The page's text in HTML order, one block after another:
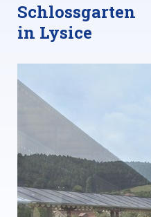
Schlossgarten
in Lysice